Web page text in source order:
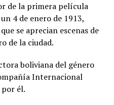
de la primera película
4 de enero de 1913,
se aprecian escenas de
de la ciudad.
boliviana del género
Internacional
por él.